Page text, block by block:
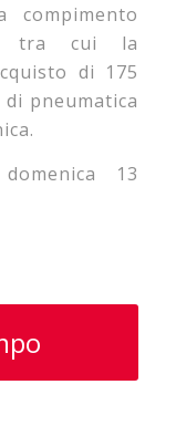
tra cui la
di 175
pneumatica
13